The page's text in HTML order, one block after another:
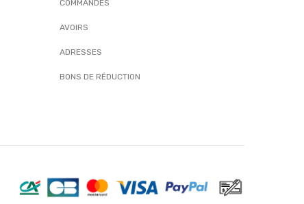
COMMANDES
AVOIRS
ADRESSES
BONS DE RÉDUCTION